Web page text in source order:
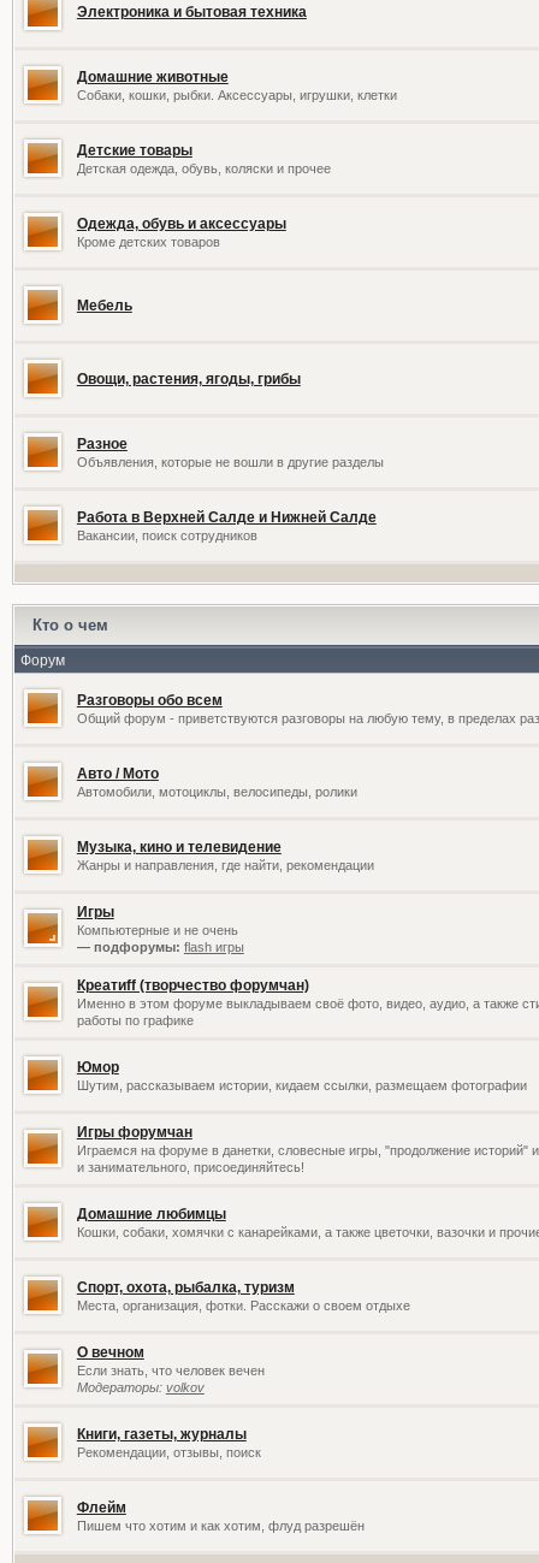
Электроника и бытовая техника
Домашние животные
Собаки, кошки, рыбки. Аксессуары, игрушки, клетки
Детские товары
Детская одежда, обувь, коляски и прочее
Одежда, обувь и аксессуары
Кроме детских товаров
Мебель
Овощи, растения, ягоды, грибы
Разное
Объявления, которые не вошли в другие разделы
Работа в Верхней Салде и Нижней Салде
Вакансии, поиск сотрудников
Кто о чем
Форум
Разговоры обо всем
Общий форум - приветствуются разговоры на любую тему, в пределах
Авто / Мото
Автомобили, мотоциклы, велосипеды, ролики
Музыка, кино и телевидение
Жанры и направления, где найти, рекомендации
Игры
Компьютерные и не очень
— подфорумы: flash игры
Креатиff (творчество форумчан)
Именно в этом форуме выкладываем своё фото, видео, аудио, а также
работы по графике
Юмор
Шутим, рассказываем истории, кидаем ссылки, размещаем фотографии
Игры форумчан
Играемся на форуме в данетки, словесные игры, "продолжение историй"
и занимательного, присоединяйтесь!
Домашние любимцы
Кошки, собаки, хомячки с канарейками, а также цветочки, вазочки и
Спорт, охота, рыбалка, туризм
Места, организация, фотки. Расскажи о своем отдыхе
О вечном
Если знать, что человек вечен
Модераторы: volkov
Книги, газеты, журналы
Рекомендации, отзывы, поиск
Флейм
Пишем что хотим и как хотим, флуд разрешён